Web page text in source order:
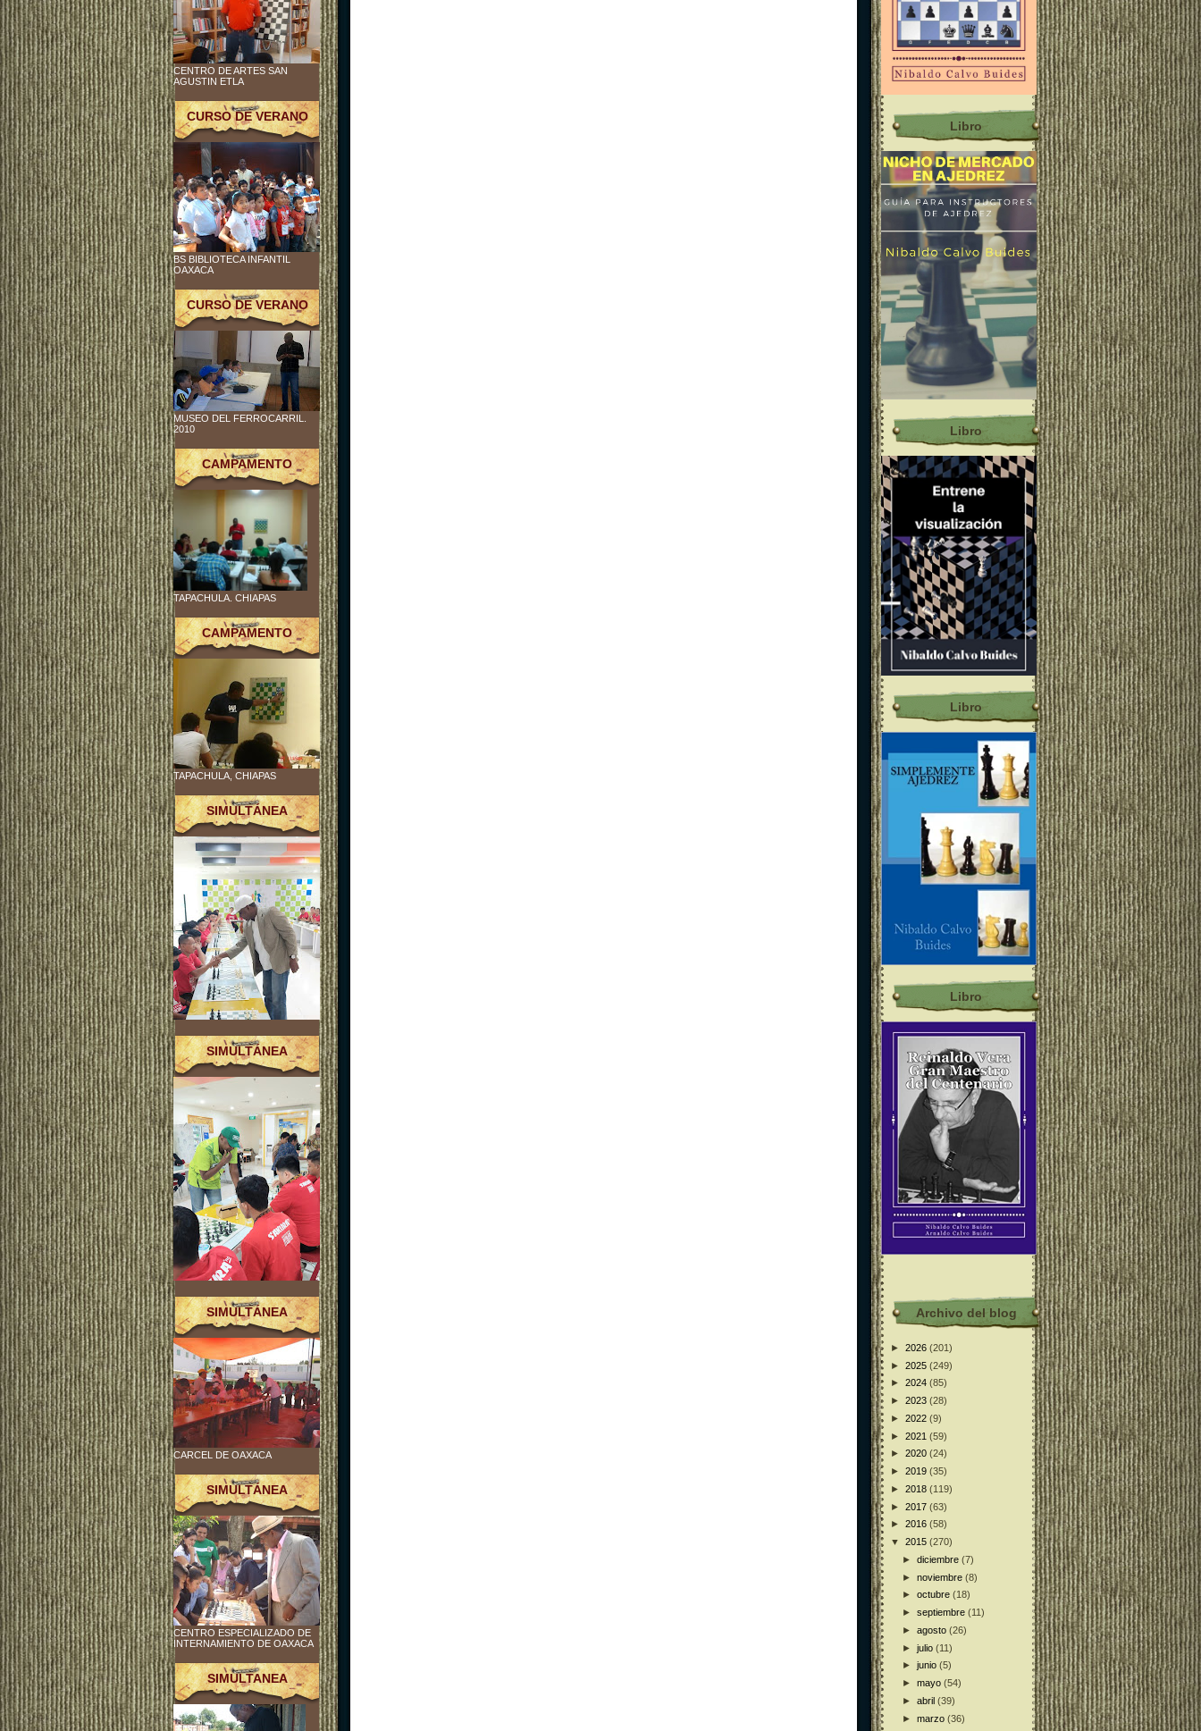
CENTRO DE ARTES SAN
AGUSTIN ETLA
CURSO DE VERANO
BS BIBLIOTECA INFANTIL
OAXACA
CURSO DE VERANO
MUSEO DEL FERROCARRIL.
2010
CAMPAMENTO
TAPACHULA. CHIAPAS
CAMPAMENTO
TAPACHULA, CHIAPAS
SIMULTÁNEA
SIMULTÁNEA
SIMULTÁNEA
CARCEL DE OAXACA
SIMULTÁNEA
CENTRO ESPECIALIZADO DE
INTERNAMIENTO DE OAXACA
SIMULTANEA
Libro
Libro
Libro
Libro
Archivo del blog
► 2026 (201)
► 2025 (249)
► 2024 (85)
► 2023 (28)
► 2022 (9)
► 2021 (59)
► 2020 (24)
► 2019 (35)
► 2018 (119)
► 2017 (63)
► 2016 (58)
▼ 2015 (270)
►diciembre(7)
►noviembre(8)
►octubre(18)
►septiembre(11)
►agosto(26)
►julio(11)
►junio(5)
►mayo(54)
►abril(39)
►marzo(36)